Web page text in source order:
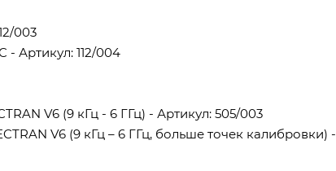
003
Артикул: 112/004
V6 (9 кГц - 6 ГГц) - Артикул: 505/003
V6 (9 кГц – 6 ГГц, больше точек калибровки) -